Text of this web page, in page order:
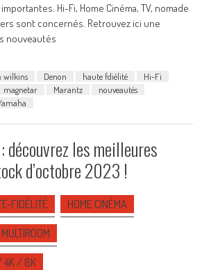
Hi-Fi, Home Cinéma, TV, nomade
sont concernés. Retrouvez ici une
nouveautés
wilkins Denon haute fdiélité
Hi-Fi
magnetar Marantz
nouveautés
découvrez les meilleures
d’octobre 2023 !
FIDÉLITÉ HOME CINÉMA
4K / 8K